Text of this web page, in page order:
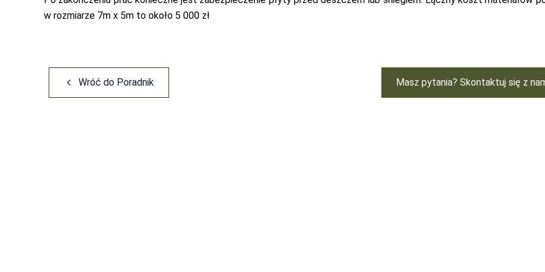
w rozmiarze 7m x 5m to około 5 000 zł
Wróć do Poradnik Masz pytania? Skontaktuj się z